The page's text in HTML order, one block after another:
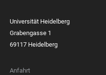
Universität Heidelberg
Grabengasse 1
69117 Heidelberg
Anfahrt